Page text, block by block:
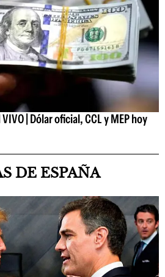
| Dólar oficial, CCL y MEP hoy
DE ESPAÑA